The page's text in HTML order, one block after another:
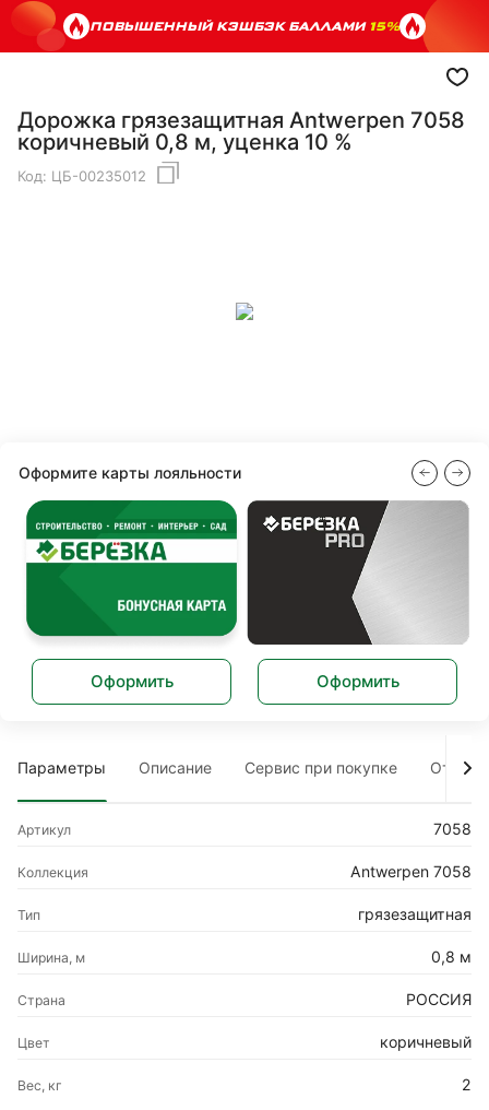
ПОВЫШЕННЫЙ КЭШБЭК БАЛЛАМИ15%
Дорожка грязезащитная Antwerpen 7058
коричневый 0,8 м, уценка 10 %
Код: ЦБ-00235012
Оформите карты лояльности
Оформить Оформить
Параметры Описание Сервис при покупке Отзывы
Артикул 7058
Коллекция Antwerpen 7058
Тип грязезащитная
Ширина, м 0,8 м
Страна РОССИЯ
Цвет коричневый
Вес, кг 2